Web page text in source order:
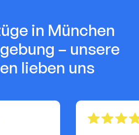
in München
– unsere
lieben uns